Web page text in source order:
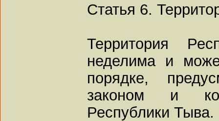
Статья 6.
Территория
неделима и
порядке,
законом и
Республики Тыва.